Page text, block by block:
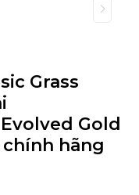
Grass
Gold
hãng